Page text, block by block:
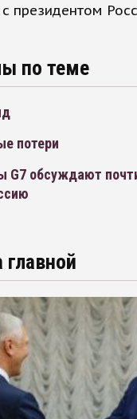
президентом
по теме
потери
G7 обсуждают
главной